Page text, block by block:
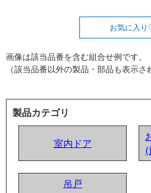
お気に入り
画像は該当品番を含む組合せ例です。
（該当品番以外の製品・部品も表示さ
製品カテゴリ
室内ドア
(
吊戸